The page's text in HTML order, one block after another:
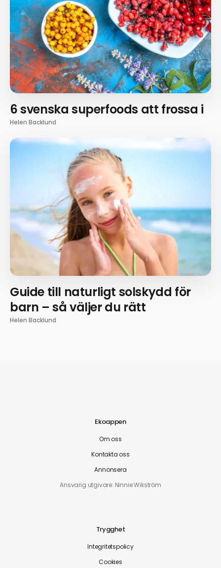
6 svenska superfoods att frossa i
Helen Backlund
Guide till naturligt solskydd för
barn – så väljer du rätt
Helen Backlund
Ekoappen
Om oss
Kontakta oss
Annonsera
Ansvarig utgivare: Ninnie Wikström
Trygghet
Integritetspolicy
Cookies